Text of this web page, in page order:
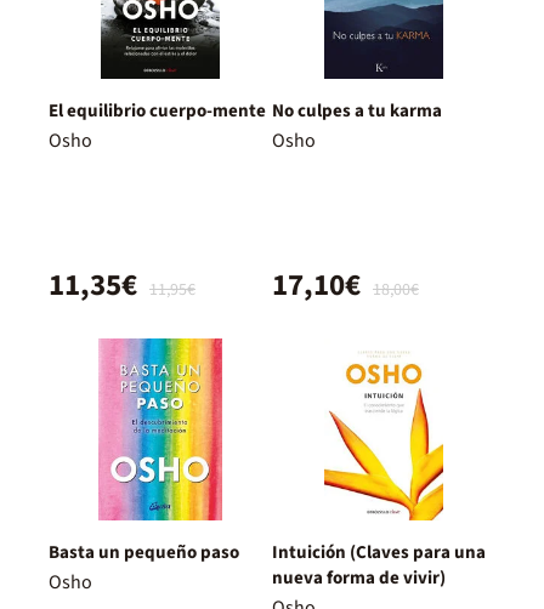
El equilibrio cuerpo-mente
Osho
11,95€
11,35€
No culpes a tu karma
Osho
18,00€
17,10€
Basta un pequeño paso
Osho
Intuición (Claves para una
nueva forma de vivir)